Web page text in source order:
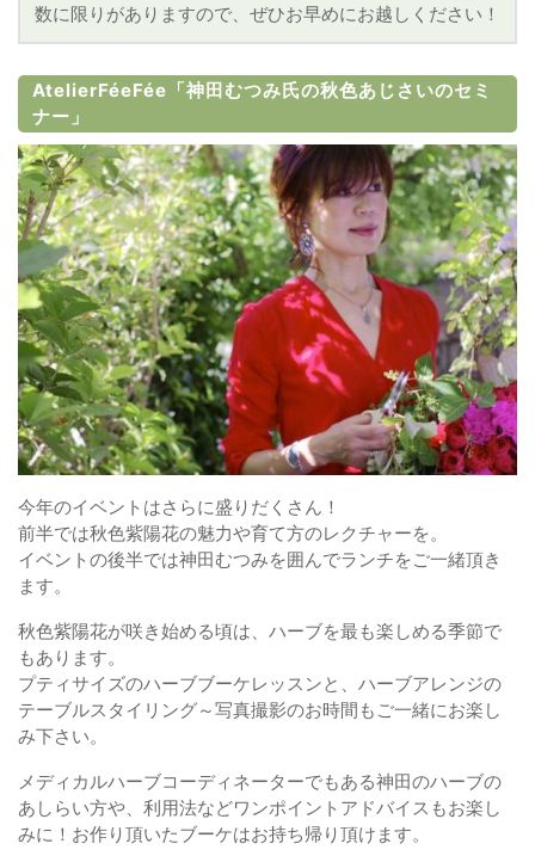
数に限りがありますので、ぜひお早めにお越しください！
AtelierFéeFée「神田むつみ氏の秋色あじさいのセミ
ナー」
今年のイベントはさらに盛りだくさん！
前半では秋色紫陽花の魅力や育て方のレクチャーを。
イベントの後半では神田むつみを囲んでランチをご一緒頂き
ます。
秋色紫陽花が咲き始める頃は、ハーブを最も楽しめる季節で
もあります。
プティサイズのハーブブーケレッスンと、ハーブアレンジの
テーブルスタイリング～写真撮影のお時間もご一緒にお楽し
み下さい。
メディカルハーブコーディネーターでもある神田のハーブの
あしらい方や、利用法などワンポイントアドバイスもお楽し
みに！お作り頂いたブーケはお持ち帰り頂けます。